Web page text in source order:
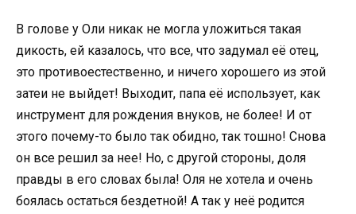
В голове у Оли никак не могла уложиться такая
дикость, ей казалось, что все, что задумал её отец,
это противоестественно, и ничего хорошего из этой
затеи не выйдет! Выходит, папа её использует, как
инструмент для рождения внуков, не более! И от
этого почему-то было так обидно, так тошно! Снова
он все решил за нее! Но, с другой стороны, доля
правды в его словах была! Оля не хотела и очень
боялась остаться бездетной! А так у неё родится